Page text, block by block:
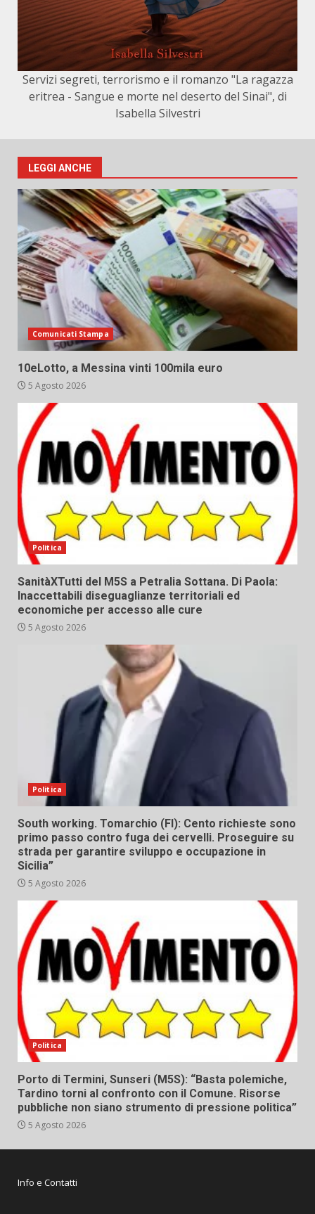
Servizi segreti, terrorismo e il romanzo "La ragazza
eritrea - Sangue e morte nel deserto del Sinai", di
Isabella Silvestri
LEGGI ANCHE
Comunicati Stampa
10eLotto, a Messina vinti 100mila euro
5 Agosto 2026
Politica
SanitàXTutti del M5S a Petralia Sottana. Di Paola:
Inaccettabili diseguaglianze territoriali ed
economiche per accesso alle cure
5 Agosto 2026
Politica
South working. Tomarchio (FI): Cento richieste sono
primo passo contro fuga dei cervelli. Proseguire su
strada per garantire sviluppo e occupazione in
Sicilia”
5 Agosto 2026
Politica
Porto di Termini, Sunseri (M5S): “Basta polemiche,
Tardino torni al confronto con il Comune. Risorse
pubbliche non siano strumento di pressione politica”
5 Agosto 2026
Info e Contatti